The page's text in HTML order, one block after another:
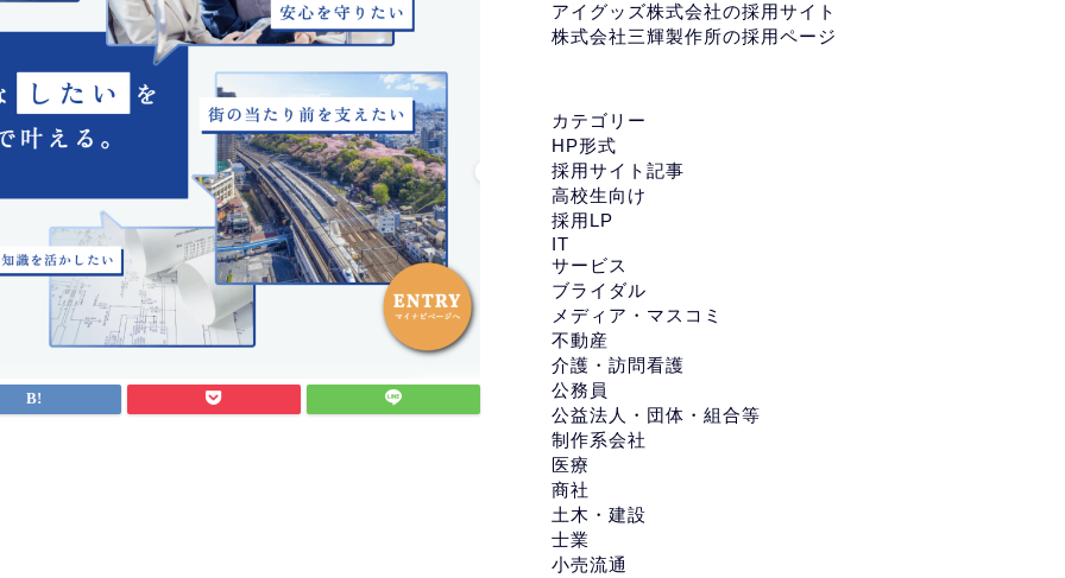
アイグッズ株式会社の採用サイト
株式会社三輝製作所の採用ページ
カテゴリー
HP形式
採用サイト記事
高校生向け
採用LP
IT
サービス
ブライダル
メディア・マスコミ
不動産
介護・訪問看護
公務員
公益法人・団体・組合等
制作系会社
医療
商社
土木・建設
士業
小売流通